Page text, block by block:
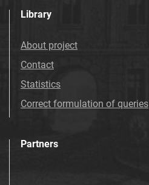
Library
About project
Contact
Statistics
Correct formulation of queries
Partners